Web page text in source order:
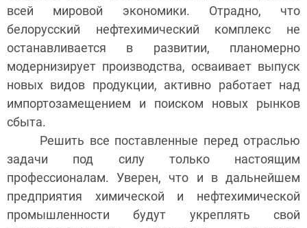
всей мировой экономики. Отрадно, что
белорусский нефтехимический комплекс не
останавливается в развитии, планомерно
модернизирует производства, осваивает выпуск
новых видов продукции, активно работает над
импортозамещением и поиском новых рынков
сбыта.
Решить все поставленные перед отраслью
задачи под силу только настоящим
профессионалам. Уверен, что и в дальнейшем
предприятия химической и нефтехимической
промышленности будут укреплять свой